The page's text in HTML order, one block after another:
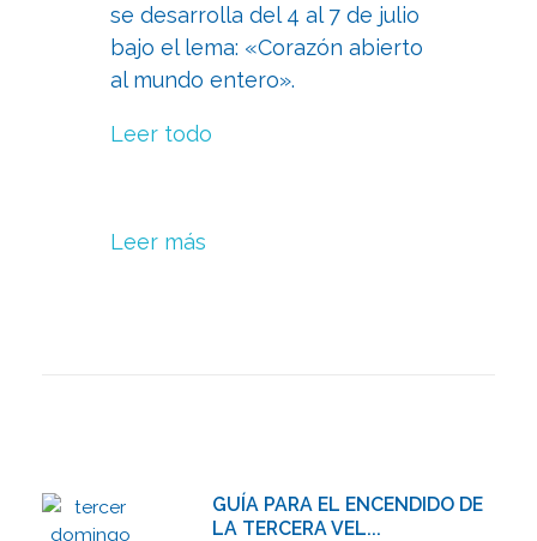
se desarrolla del 4 al 7 de julio
bajo el lema: «Corazón abierto
al mundo entero».
Leer todo
Leer más
GUÍA PARA EL ENCENDIDO DE
LA TERCERA VEL...